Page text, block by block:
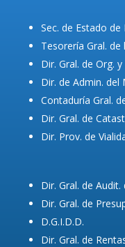
Sec. de Estado de
Tesorería Gral. de
Dir. Gral. de Org.
Dir. de Admin. del
Contaduría Gral.
Dir. Gral. de
Dir. Prov. de
Dir. Gral. de Audit.
Dir. Gral. de
D.G.I.D.D.
Dir. Gral. de